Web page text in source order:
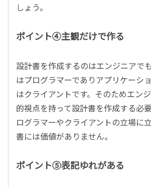
しょう。
ポイント④主観だけで作る
設計書を作成するのはエンジニアで
はプログラマーでありアプリケーシ
はクライアントです。そのためエン
的視点を持って設計書を作成する必
ログラマーやクライアントの立場に
書には価値がありません。
ポイント⑤表記ゆれがある